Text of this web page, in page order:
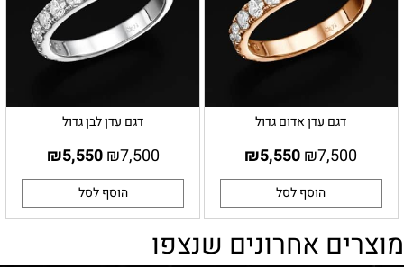
דגם עדן אדום גדול
₪7,500
₪5,550
הוסף לסל
דגם עדן לבן גדול
₪7,500
₪5,550
הוסף לסל
מוצרים אחרונים שנצפו